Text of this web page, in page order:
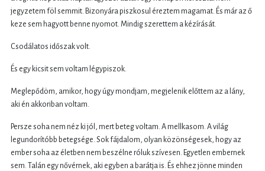
jegyzetem föl semmit. Bizonyára piszkosul éreztem magamat. És már az ő
keze sem hagyott benne nyomot. Mindig szerettem a kézírását.
Csodálatos időszak volt.
És egy kicsit sem voltam légypiszok.
Meglepődöm, amikor, hogy úgy mondjam, megjelenik előttem az a lány,
aki én akkoriban voltam.
Persze soha nem néz ki jól, mert beteg voltam. A mellkasom. A világ
legundorítóbb betegsége. Sok fájdalom, olyan közönségesek, hogy az
ember soha az életben nem beszélne róluk szívesen. Egyetlen embernek
sem. Talán egy nővérnek, aki egyben a barátja is. És ehhez jönne minden